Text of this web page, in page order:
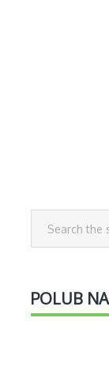
POLUB